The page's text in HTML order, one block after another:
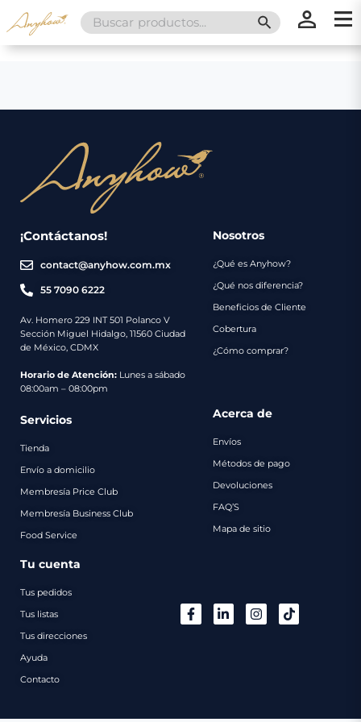
Search
for:
SEARCH
¡Contáctanos!
contact@anyhow.com.mx
55 7090 6222
Av. Homero 229 INT 501 Polanco V
Sección Miguel Hidalgo, 11560 Ciudad
de México, CDMX
Horario de Atención: Lunes a sábado
08:00am – 08:00pm
Nosotros
¿Qué es Anyhow?
¿Qué nos diferencia?
Beneficios de Cliente
Cobertura
¿Cómo comprar?
Servicios
Tienda
Envío a domicilio
Membresía Price Club
Membresía Business Club
Food Service
Acerca de
Envíos
Métodos de pago
Devoluciones
FAQ’S
Mapa de sitio
Tu cuenta
Tus pedidos
Tus listas
Tus direcciones
Ayuda
Contacto
Nosotros
Servicios
Envíos
Métodos
de
Catálogo
Regalos
Contacto